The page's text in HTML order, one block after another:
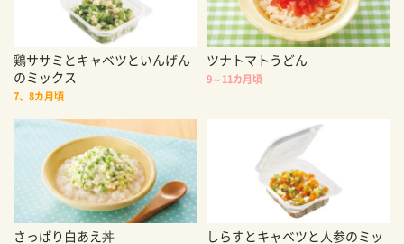
鶏ササミとキャベツといんげん
のミックス
7、8カ月頃
ツナトマトうどん
9～11カ月頃
さっぱり白あえ丼
しらすとキャベツと人参のミッ